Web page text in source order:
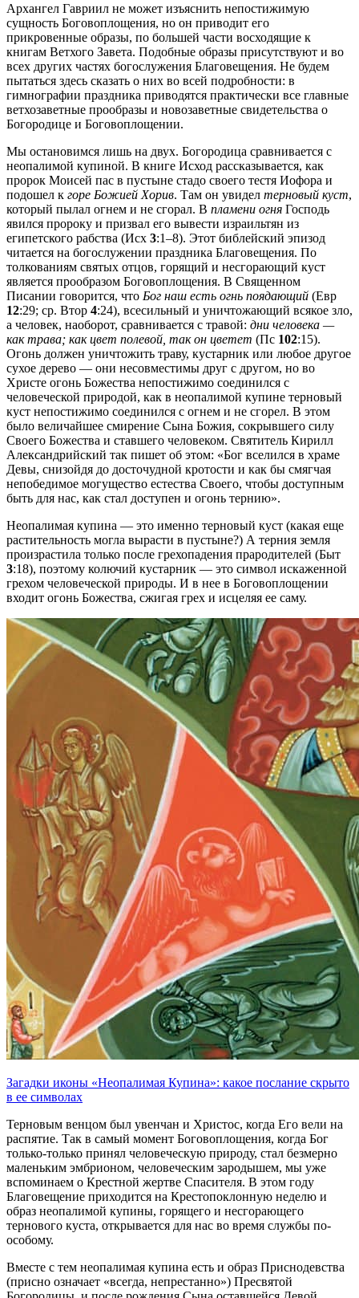
Архангел Гавриил не может изъяснить непостижимую
сущность Боговоплощения, но он приводит его
прикровенные образы, по большей части восходящие к
книгам Ветхого Завета. Подобные образы присутствуют и во
всех других частях богослужения Благовещения. Не будем
пытаться здесь сказать о них во всей подробности: в
гимнографии праздника приводятся практически все главные
ветхозаветные прообразы и новозаветные свидетельства о
Богородице и Боговоплощении.
Мы остановимся лишь на двух. Богородица сравнивается с
неопалимой купиной. В книге Исход рассказывается, как
пророк Моисей пас в пустыне стадо своего тестя Иофора и
подошел к горе Божией Хорив. Там он увидел терновый куст,
который пылал огнем и не сгорал. В пламени огня Господь
явился пророку и призвал его вывести израильтян из
египетского рабства (Исх 3:1–8). Этот библейский эпизод
читается на богослужении праздника Благовещения. По
толкованиям святых отцов, горящий и несгорающий куст
является прообразом Боговоплощения. В Священном
Писании говорится, что Бог наш есть огнь поядающий (Евр
12:29; ср. Втор 4:24), всесильный и уничтожающий всякое зло,
а человек, наоборот, сравнивается с травой: дни человека —
как трава; как цвет полевой, так он цветет (Пс 102:15).
Огонь должен уничтожить траву, кустарник или любое другое
сухое дерево — они несовместимы друг с другом, но во
Христе огонь Божества непостижимо соединился с
человеческой природой, как в неопалимой купине терновый
куст непостижимо соединился с огнем и не сгорел. В этом
было величайшее смирение Сына Божия, сокрывшего силу
Своего Божества и ставшего человеком. Святитель Кирилл
Александрийский так пишет об этом: «Бог вселился в храме
Девы, снизойдя до досточудной кротости и как бы смягчая
непобедимое могущество естества Своего, чтобы доступным
быть для нас, как стал доступен и огонь тернию».
Неопалимая купина — это именно терновый куст (какая еще
растительность могла вырасти в пустыне?) А терния земля
произрастила только после грехопадения прародителей (Быт
3:18), поэтому колючий кустарник — это символ искаженной
грехом человеческой природы. И в нее в Боговоплощении
входит огонь Божества, сжигая грех и исцеляя ее саму.
Загадки иконы «Неопалимая Купина»: какое послание скрыто
в ее символах
Терновым венцом был увенчан и Христос, когда Его вели на
распятие. Так в самый момент Боговоплощения, когда Бог
только-только принял человеческую природу, стал безмерно
маленьким эмбрионом, человеческим зародышем, мы уже
вспоминаем о Крестной жертве Спасителя. В этом году
Благовещение приходится на Крестопоклонную неделю и
образ неопалимой купины, горящего и несгорающего
тернового куста, открывается для нас во время службы по-
особому.
Вместе с тем неопалимая купина есть и образ Приснодевства
(присно означает «всегда, непрестанно») Пресвятой